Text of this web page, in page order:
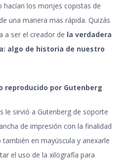
hacían los monjes copistas de
una manera mas rápida. Quizás
a ser el creador de la verdadera
algo de historia de nuestro
reproducido por Gutenberg
le sirvió a Gutenberg de soporte
de impresión con la finalidad
en mayúscula y anexarle
el uso de la xilografía para